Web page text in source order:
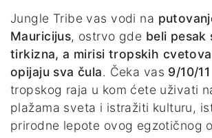
Jungle Tribe vas vodi na
Mauricijus, ostrvo gde beli pesak
tirkizna, a mirisi tropskih
opijaju sva čula. Čeka vas 9/10/
tropskog raja u kom ćete uživati
plažama sveta i istražiti kulturu,
prirodne lepote ovog egzotičnog